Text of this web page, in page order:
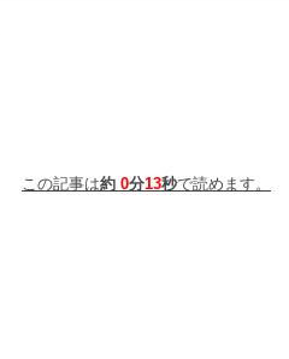
この記事は約 0分13秒で読めます。